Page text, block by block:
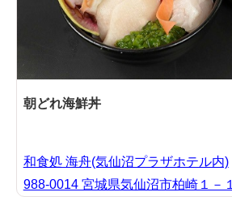
朝どれ海鮮丼
和食処 海舟(気仙沼プラザホテル内)
988-0014 宮城県気仙沼市柏崎１－１